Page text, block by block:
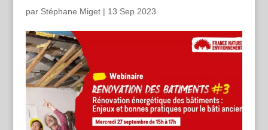
par Stéphane Miget| 13 Sep 2023